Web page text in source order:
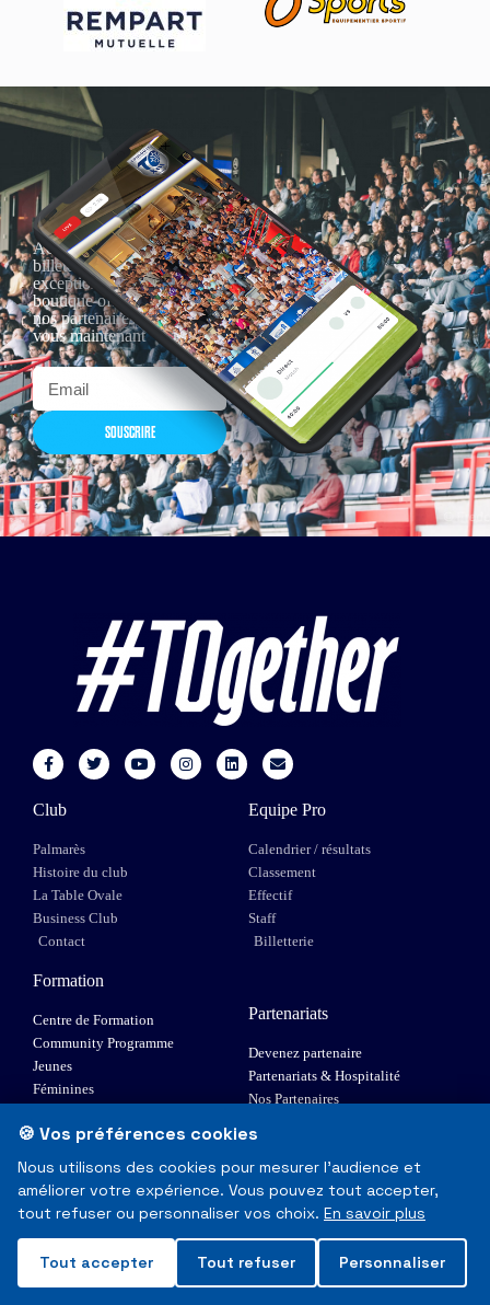
Actualités, nouveautés,
billetterie, remises
exceptionnelles dans la
boutique officielles & chez
nos partenaires… Inscrivez-
vous maintenant
SOUSCRIRE
Club
Palmarès
Histoire du club
La Table Ovale
Business Club
Contact
Equipe Pro
Calendrier / résultats
Classement
Effectif
Staff
Billetterie
Formation
Centre de Formation
Community Programme
Jeunes
Féminines
Elite 1
Partenariats
Devenez partenaire
Partenariats & Hospitalité
Nos Partenaires
© Toulouse Olympique XIII - Tous droits réservés
Mentions Légales & RGPD
Made with❤in Toulouse
🍪 Vos préférences cookies
Nous utilisons des cookies pour mesurer l'audience et
améliorer votre expérience. Vous pouvez tout accepter,
tout refuser ou personnaliser vos choix. En savoir plus
Tout accepter Tout refuser Personnaliser